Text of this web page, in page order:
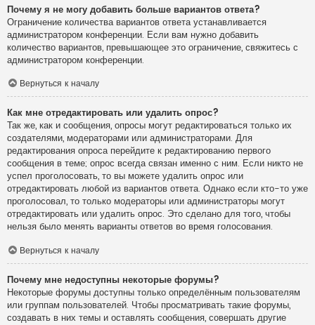
Почему я не могу добавить больше вариантов ответа?
Ограничение количества вариантов ответа устанавливается
администратором конференции. Если вам нужно добавить
количество вариантов, превышающее это ограничение, свяжитесь с
администратором конференции.
Вернуться к началу
Как мне отредактировать или удалить опрос?
Так же, как и сообщения, опросы могут редактироваться только их
создателями, модераторами или администраторами. Для
редактирования опроса перейдите к редактированию первого
сообщения в теме; опрос всегда связан именно с ним. Если никто не
успел проголосовать, то вы можете удалить опрос или
отредактировать любой из вариантов ответа. Однако если кто-то уже
проголосовал, то только модераторы или администраторы могут
отредактировать или удалить опрос. Это сделано для того, чтобы
нельзя было менять варианты ответов во время голосования.
Вернуться к началу
Почему мне недоступны некоторые форумы?
Некоторые форумы доступны только определённым пользователям
или группам пользователей. Чтобы просматривать такие форумы,
создавать в них темы и оставлять сообщения, совершать другие